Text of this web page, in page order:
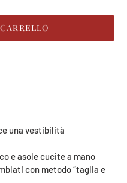
una vestibilità
e asole cucite a mano
con metodo “taglia e